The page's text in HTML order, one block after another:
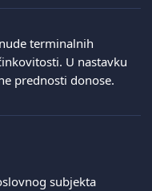
terminalnih
U nastavku
prednosti donose.
subjekta